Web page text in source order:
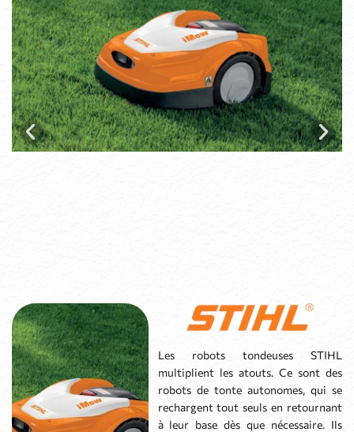
Les robots tondeuses STIHL
multiplient les atouts. Ce sont des
robots de tonte autonomes, qui se
rechargent tout seuls en retournant
à leur base dès que nécessaire. Ils